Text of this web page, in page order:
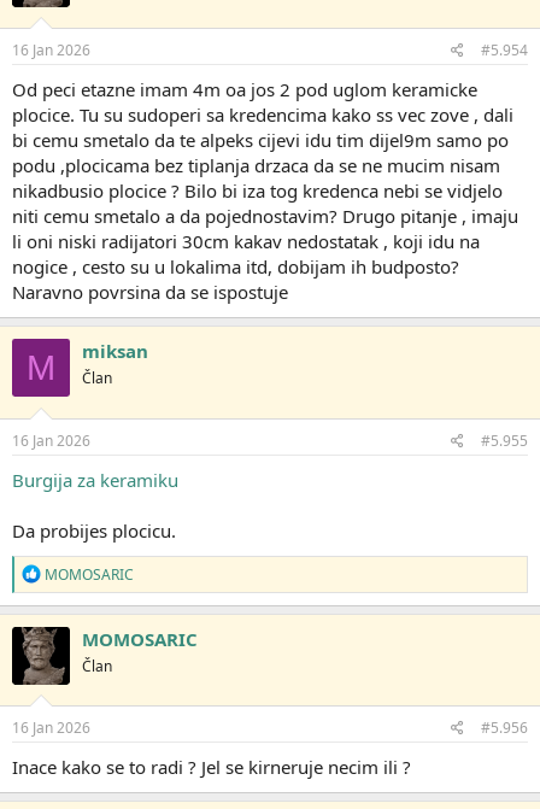
16 Jan 2026 #5.954
Od peci etazne imam 4m oa jos 2 pod uglom keramicke
plocice. Tu su sudoperi sa kredencima kako ss vec zove , dali
bi cemu smetalo da te alpeks cijevi idu tim dijel9m samo po
podu ,plocicama bez tiplanja drzaca da se ne mucim nisam
nikadbusio plocice ? Bilo bi iza tog kredenca nebi se vidjelo
niti cemu smetalo a da pojednostavim? Drugo pitanje , imaju
li oni niski radijatori 30cm kakav nedostatak , koji idu na
nogice , cesto su u lokalima itd, dobijam ih budposto?
Naravno povrsina da se ispostuje
M miksan
Član
16 Jan 2026 #5.955
Burgija za keramiku
Da probijes plocicu.
R
e
a
g
o
v
a
n
j
:
MOMOSARIC
MOMOSARIC
Član
16 Jan 2026 #5.956
Inace kako se to radi ? Jel se kirneruje necim ili ?